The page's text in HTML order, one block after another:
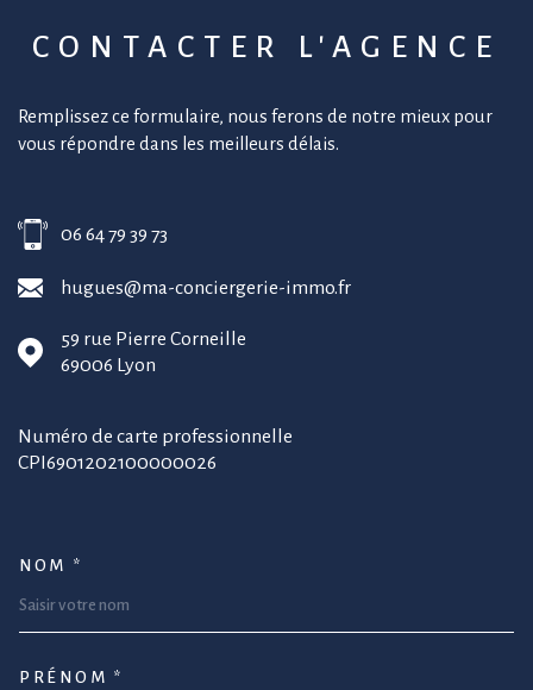
CONTACTER L'AGENCE
Remplissez ce formulaire, nous ferons de notre mieux pour
vous répondre dans les meilleurs délais.
06 64 79 39 73
hugues@ma-conciergerie-immo.fr
59 rue Pierre Corneille
69006 Lyon
Numéro de carte professionnelle
CPI6901202100000026
NOM *
PRÉNOM *